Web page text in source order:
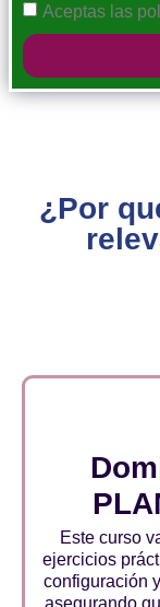
Aceptas las
¿Por
Este curso
ejercicios
configuración
asegurando